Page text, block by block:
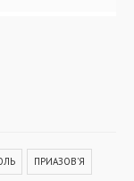
ПРИАЗОВ'Я